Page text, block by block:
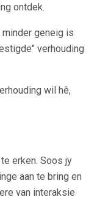
ontdek.
geneig is
verhouding
wil hê,
erken. Soos jy
aan te bring en
van interaksie